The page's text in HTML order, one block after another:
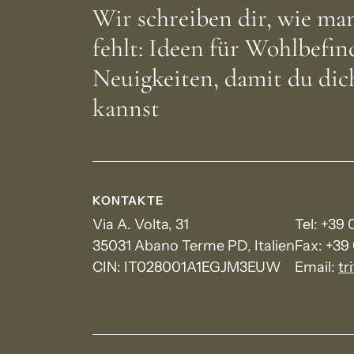
Wir schreiben dir, wie
fehlt: Ideen für
Neuigkeiten, damit du
kannst
KONTAKTE
Via A. Volta, 31
35031 Abano Terme PD, Italien
CIN: IT028001A1EGJM3EUW
Tel: +39
Fax: +39
Email: